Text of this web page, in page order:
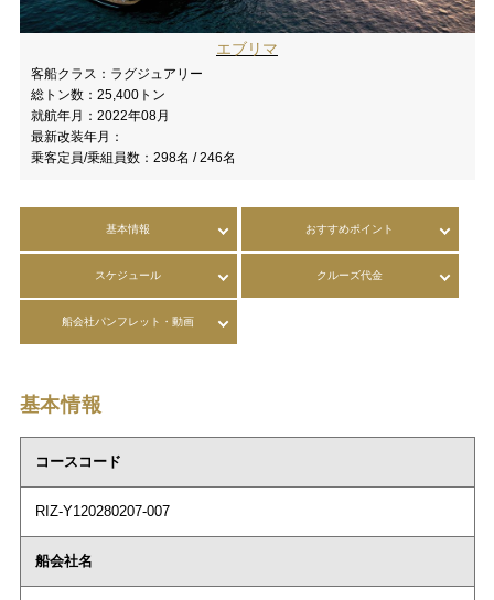
エブリマ
客船クラス： ラグジュアリー
総トン数： 25,400トン
就航年月： 2022年08月
最新改装年月：
乗客定員/乗組員数： 298名 / 246名
基本情報 おすすめポイント
スケジュール クルーズ代金
船会社パンフレット・動画
基本情報
コースコード
RIZ-Y120280207-007
船会社名